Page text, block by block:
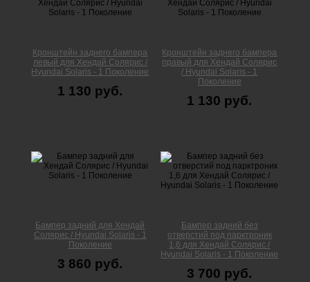
Кронштейн заднего бампера
левый для Хендай Солярис /
Hyundai Solaris - 1 Поколение
1 130 руб.
Кронштейн заднего бампера
правый для Хендай Солярис
/ Hyundai Solaris - 1
Поколение
1 130 руб.
Бампер задний для Хендай
Солярис / Hyundai Solaris - 1
Поколение
3 860 руб.
Бампер задний без
отверстий под парктроник
1,6 для Хендай Солярис /
Hyundai Solaris - 1 Поколение
3 700 руб.